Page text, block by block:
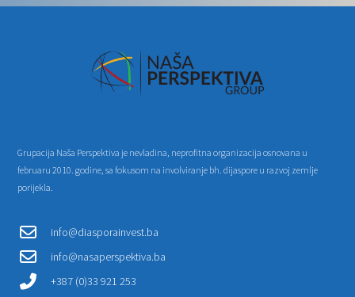
Grupacija Naša Perspektiva je nevladina, neprofitna organizacija osnovana u
februaru 2010. godine, sa fokusom na involviranje bh. dijaspore u razvoj zemlje
porijekla.
info@diasporainvest.ba
info@nasaperspektiva.ba
+387 (0)33 921 253